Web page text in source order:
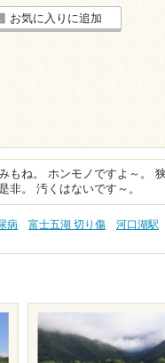
お気に入りに追加
もね。 ホンモノですよ～。
非。 汚くはないです～。
病 富士五湖 切り傷
河口湖駅